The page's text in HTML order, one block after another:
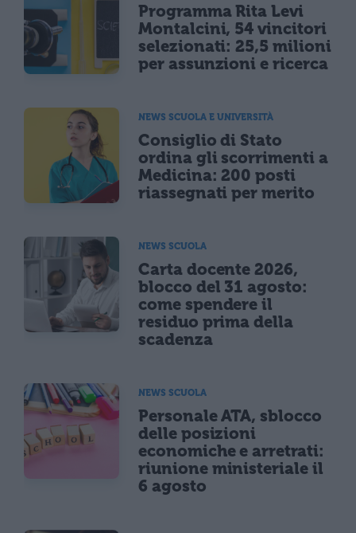
Programma Rita Levi
Montalcini, 54 vincitori
selezionati: 25,5 milioni
per assunzioni e ricerca
NEWS SCUOLA E UNIVERSITÀ
Consiglio di Stato
ordina gli scorrimenti a
Medicina: 200 posti
riassegnati per merito
NEWS SCUOLA
Carta docente 2026,
blocco del 31 agosto:
come spendere il
residuo prima della
scadenza
NEWS SCUOLA
Personale ATA, sblocco
delle posizioni
economiche e arretrati:
riunione ministeriale il
6 agosto